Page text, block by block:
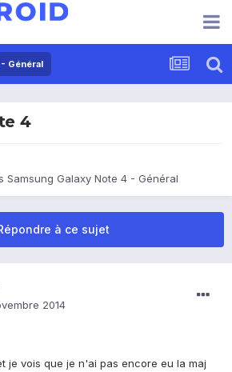
Général
4
Samsung Galaxy Note 4 - Général
à ce sujet
2014
je vois que je n'ai pas encore eu la maj